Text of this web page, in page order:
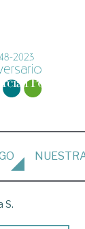
S.